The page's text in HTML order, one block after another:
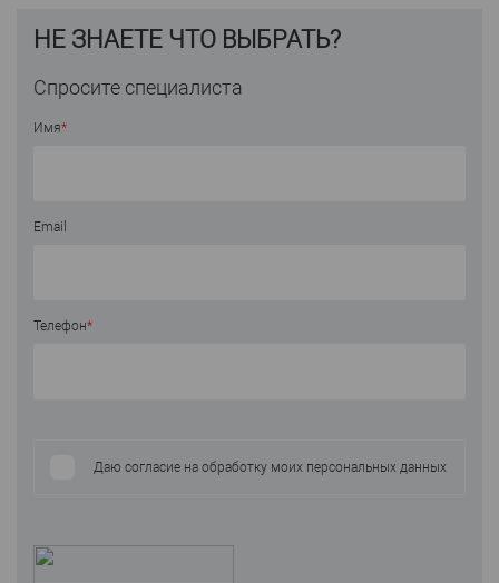
НЕ ЗНАЕТЕ ЧТО ВЫБРАТЬ?
Спросите специалиста
Имя*
Email
Телефон*
Даю согласие на обработку моих персональных данных